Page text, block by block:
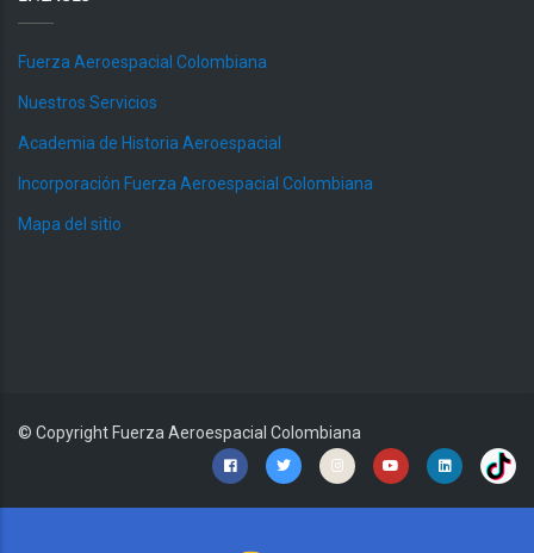
Fuerza Aeroespacial Colombiana
Nuestros Servicios
Academia de Historia Aeroespacial
Incorporación Fuerza Aeroespacial Colombiana
Mapa del sitio
© Copyright Fuerza Aeroespacial Colombiana